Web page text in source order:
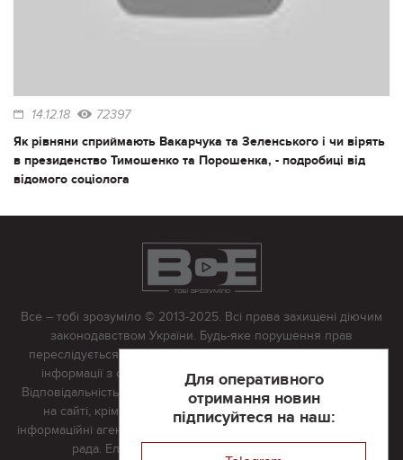
14.12.18 72397
Як рівняни сприймають Вакарчука та Зеленського і чи вірять
в президенство Тимошенко та Порошенка, - подробиці від
відомого соціолога
Для оперативного
отримання новин
підписуйтеся на наш:
Все – тобі зрозуміло © 2013-2025. Всі права захищені діючим
законодавством України. Будь-яке порушення прав
переслідується в судовому порядку. Будь-яке відтворення
інформації з сайту тільки з письмово дозволу редакції.
Відповідальність за достовірність усіх матеріалів, розміщених
на сайті, крім матеріалів, які містять посилання на інші
інформаційні агентства або інтернет-видання, несе редакційна
рада. Електронна пошта: